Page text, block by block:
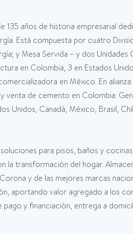
135 años de historia empresarial
Está compuesta por cuatro
y Mesa Servida – y dos
en Colombia, 3 en Estados
en México. En
de cemento en Colombia.
Canadá, México, Brasil,
para pisos, baños y
la transformación del hogar.
y de las mejores marcas
aportando valor agregado a los
y financiación, entrega a